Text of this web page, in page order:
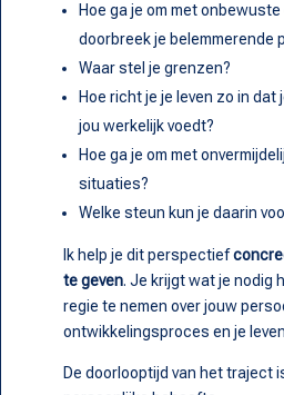
Hoe ga je om met
doorbreek je belemmerende
Waar stel je grenzen?
Hoe richt je je leven zo in
jou werkelijk voedt?
Hoe ga je om met
situaties?
Welke steun kun je daarin
Ik help je dit perspectief
te geven. Je krijgt wat je nodig
regie te nemen over jouw
ontwikkelingsproces en je
De doorlooptijd van het traject